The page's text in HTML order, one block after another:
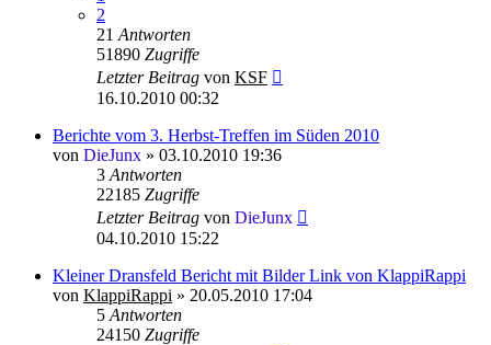
2
21 Antworten
51890 Zugriffe
Letzter Beitrag von KSF
16.10.2010 00:32
Berichte vom 3. Herbst-Treffen im Süden 2010
von DieJunx » 03.10.2010 19:36
3 Antworten
22185 Zugriffe
Letzter Beitrag von DieJunx
04.10.2010 15:22
Kleiner Dransfeld Bericht mit Bilder Link von KlappiRappi
von KlappiRappi » 20.05.2010 17:04
5 Antworten
24150 Zugriffe